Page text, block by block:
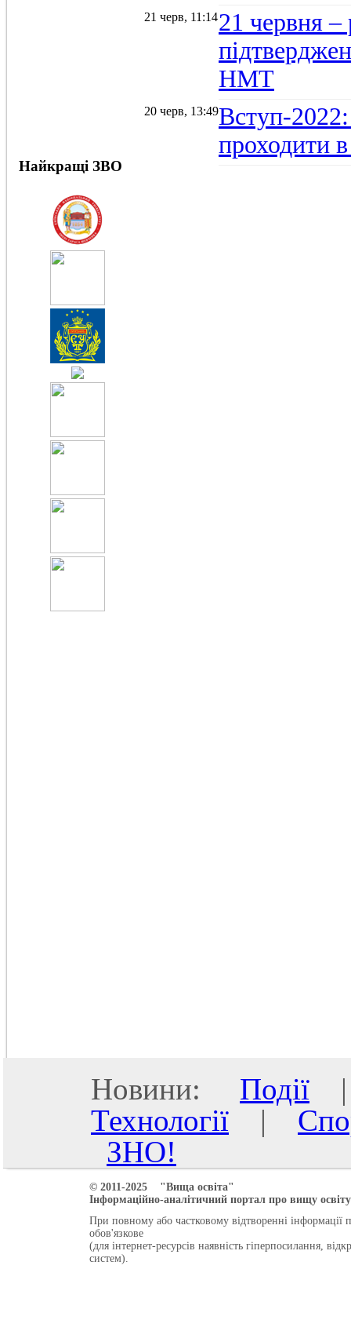
21 черв, 11:1421 червня –
НМТ
20 черв, 13:49Вступ-
проходити в
Найкращі ЗВО
Новини: Події
Технології |
ЗНО!
© 2011-2025 "Вища освіта"
Інформаційно-аналітичний портал про вищу
При повному або частковому відтворенні інформації
обов'язкове
(для інтернет-ресурсів наявність гіперпосилання,
систем).